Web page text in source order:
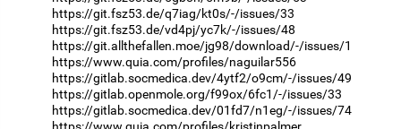
https://git.fsz53.de/q7iag/kt0s/-/issues/33
https://git.fsz53.de/vd4pj/yc7k/-/issues/48
https://git.allthefallen.moe/jg98/download/-/issues/1
https://www.quia.com/profiles/naguilar556
https://gitlab.socmedica.dev/4ytf2/o9cm/-/issues/49
https://gitlab.openmole.org/f99ox/6fc1/-/issues/33
https://gitlab.socmedica.dev/01fd7/n1eg/-/issues/74